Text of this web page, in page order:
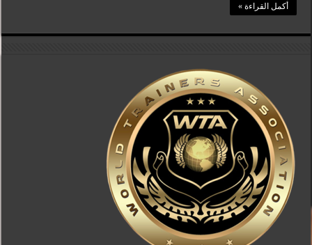
أكمل القراءة »